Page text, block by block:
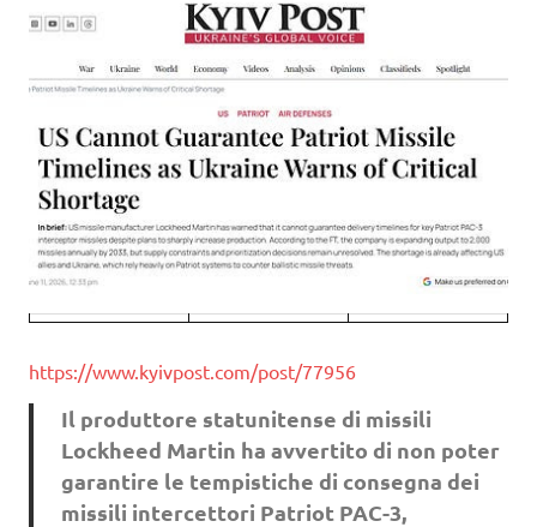
https://www.kyivpost.com/post/77956
Il produttore statunitense di missili
Lockheed Martin ha avvertito di non poter
garantire le tempistiche di consegna dei
missili intercettori Patriot PAC-3,